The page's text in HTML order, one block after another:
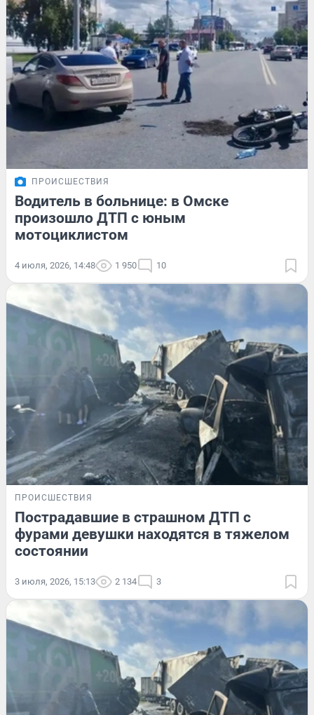
ПРОИСШЕСТВИЯ
Водитель в больнице: в Омске
произошло ДТП с юным
мотоциклистом
4 июля, 2026, 14:48 1 950 10
ПРОИСШЕСТВИЯ
Пострадавшие в страшном ДТП с
фурами девушки находятся в тяжелом
состоянии
3 июля, 2026, 15:13 2 134 3